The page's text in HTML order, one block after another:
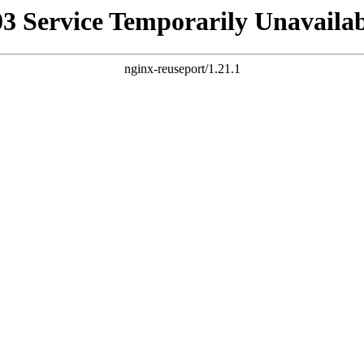
Service Temporarily
nginx-reuseport/1.21.1